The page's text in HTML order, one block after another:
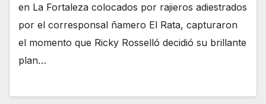
en La Fortaleza colocados por rajieros adiestrados
por el corresponsal ñamero El Rata, capturaron
el momento que Ricky Rosselló decidió su brillante
plan…